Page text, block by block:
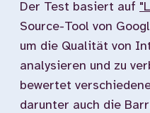
Der Test basiert auf
Source-Tool von
um die Qualität von
analysieren und zu
bewertet
darunter auch die